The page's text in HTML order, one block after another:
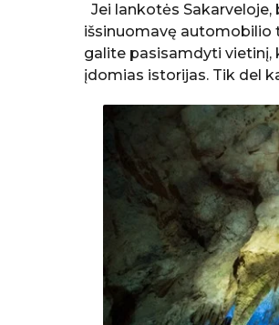
Jei lankotės
išsinuomavę automobilio
galite pasisamdyti vietinį,
įdomias istorijas. Tik del